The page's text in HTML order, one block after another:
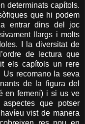
determinats capítols.
que hi podem
entrar dins del joc
llargs i molts
I la diversitat de
de lectura que
els capítols un rere
Us recomano la seva
de la figura del
en femení) i si us ve
que potser
vist de manera